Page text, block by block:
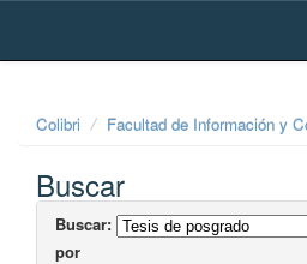
Skip
Colibri Facultad de Información y
Buscar
Buscar:
por